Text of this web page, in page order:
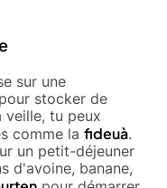
sur une
stocker de
veille, tu peux
comme la fideuà.
un petit-déjeuner
d'avoine, banane,